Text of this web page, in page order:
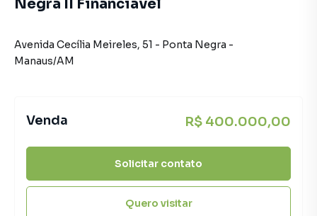
Negra II Financiável
Avenida Cecília Meireles, 51 - Ponta Negra -
Manaus/AM
Venda R$ 400.000,00
Solicitar contato
Quero visitar